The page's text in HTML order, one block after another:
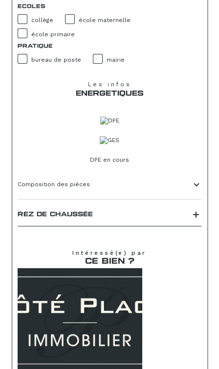
ECOLES
collège école maternelle
école primaire
PRATIQUE
bureau de poste mairie
Les infos
ENERGETIQUES
DPE en cours
Composition des pièces
REZ DE CHAUSSÉE
Intéressé(e) par
CE BIEN ?